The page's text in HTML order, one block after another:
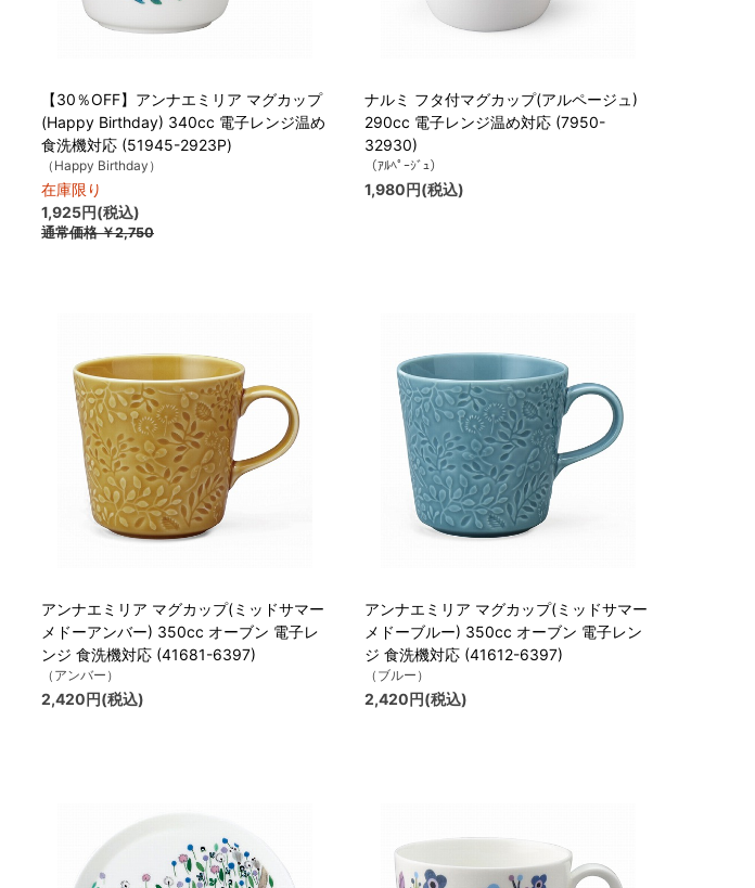
【30％OFF】アンナエミリア マグカップ
(Happy Birthday) 340cc 電子レンジ温め
食洗機対応 (51945-2923P)
（Happy Birthday）
在庫限り
1,925円(税込)
通常価格￥2,750
ナルミ フタ付マグカップ(アルページュ)
290cc 電子レンジ温め対応 (7950-
32930)
（ｱﾙﾍﾟｰｼﾞｭ）
1,980円(税込)
アンナエミリア マグカップ(ミッドサマー
メドーアンバー) 350cc オーブン 電子レ
ンジ 食洗機対応 (41681-6397)
（アンバー）
2,420円(税込)
アンナエミリア マグカップ(ミッドサマー
メドーブルー) 350cc オーブン 電子レン
ジ 食洗機対応 (41612-6397)
（ブルー）
2,420円(税込)